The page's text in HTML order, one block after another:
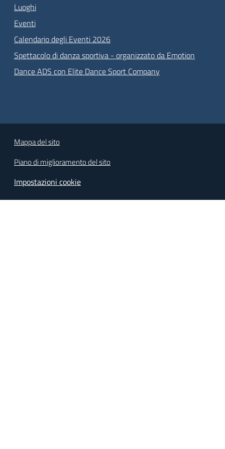
Luoghi
Eventi
Calendario degli Eventi 2026
Spettacolo di danza sportiva - organizzato da Emotion
Dance ADS con Elite Dance Sport Company
Mappa del sito
Piano di miglioramento del sito
Impostazioni cookie